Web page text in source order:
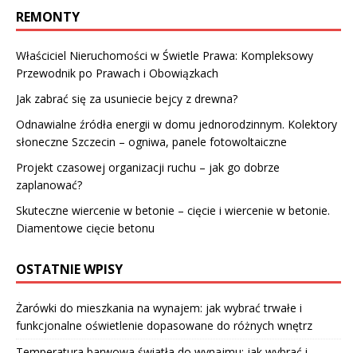
REMONTY
Właściciel Nieruchomości w Świetle Prawa: Kompleksowy
Przewodnik po Prawach i Obowiązkach
Jak zabrać się za usuniecie bejcy z drewna?
Odnawialne źródła energii w domu jednorodzinnym. Kolektory
słoneczne Szczecin – ogniwa, panele fotowoltaiczne
Projekt czasowej organizacji ruchu – jak go dobrze
zaplanować?
Skuteczne wiercenie w betonie – cięcie i wiercenie w betonie.
Diamentowe cięcie betonu
OSTATNIE WPISY
Żarówki do mieszkania na wynajem: jak wybrać trwałe i
funkcjonalne oświetlenie dopasowane do różnych wnętrz